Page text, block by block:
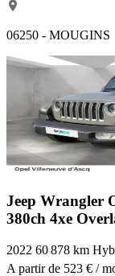
06250 - MOUGINS
Jeep Wrangler
380ch 4xe
2022 60 878 km
A partir de 523 € /